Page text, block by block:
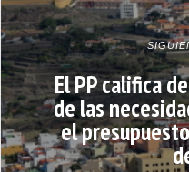
El PP califica
de las
el